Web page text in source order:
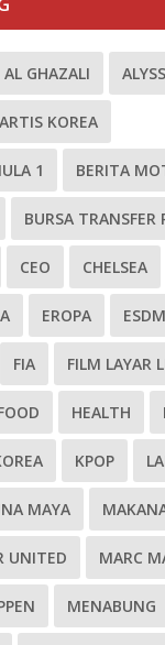
AL GHAZALI
ARTIS KOREA
1 BERITA
BURSA TRANSFER
CEO CHELSEA
EROPA ESDM
FIA FILM LAYAR
HEALTH
KPOP
MAYA
UNITED MARC
MENABUNG